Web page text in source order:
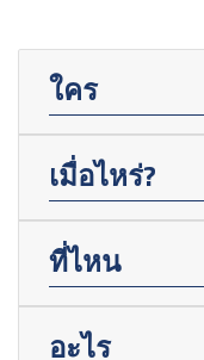
ใคร
เมื่อไหร่?
ที่ไหน
อะไร